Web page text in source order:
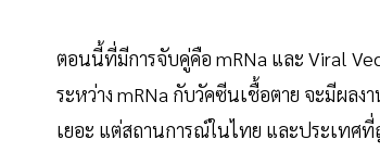
ตอนนี้ที่มีการจับคู่คือ mRNa และ Viral
ระหว่าง mRNa กับวัคซีนเชื้อตาย จะมีผลง
เยอะ แต่สถานการณ์ในไทย และประเทศ